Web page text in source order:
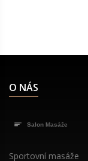
O NÁS
Sportovní masáže